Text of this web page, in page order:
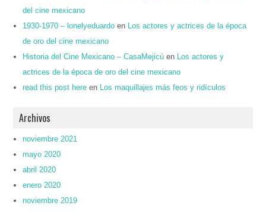
del cine mexicano
1930-1970 – lonelyeduardo en
Los actores y actrices de la época
de oro del cine mexicano
Historia del Cine Mexicano – CasaMejicú en
Los actores y
actrices de la época de oro del cine mexicano
read this post here en Los maquillajes más feos y ridículos
Archivos
noviembre 2021
mayo 2020
abril 2020
enero 2020
noviembre 2019